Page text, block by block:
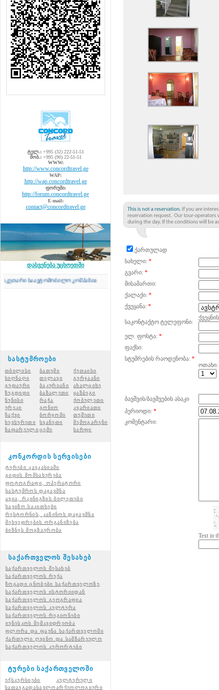
ტელ.:+995 (32) 222-51-51
მობ.:+995 (90) 22-51-51
WWW:
http://www.concordtravel.ge
WAP:
http://wap.concordtravel.ge
ფორუმი:
http://forum.concordtravel.ge
E-mail:
contact@concordtravel.ge
დასვენება უცხოეთში
საავტომობილო კომპანია
სასტუმროები
თბილისი ბათუმი
ქუთაისი
სიღნაღი
თელავი
გურჯაანი
გუდაური
ბაკურიანი ახალციხე
ზუგდიდი
ბაზალეთი
ყაზბეგი
ნუნისი
რაჭა
ქობულეთი
ურეკი
გონიო
კვარიათი
ჩაქვი
ბორჯომი
თუშეთი
ხევსურეთი
სვანეთი
შემოგარენი
ნაფარეული ცემი სარფი
კონკორდის სერვისები
ტურები კავკასიაში
გიდის მომსახურება
ფოტოგრაფი, ოპერატორი
სასტუმროს დაჯავშნა
ავია, რკინიგზის ბილეთები
სავიზო საკითხები
რესტორნის, კაზინოს დაჯავშნა
შეხვედრების ორგანიზება
ბიზნეს მოგზაურობა
საქართველოს შესახებ
საქართველოს შესახებ
საქართველოს რუქა
ზოგადი ცნობები საქართველოზე
საქართველოს ისტორიიდან
საქართველოს გეოგრაფია
საქართველოს კულტურა
საქართველოს რეგიონები
იუნესკოს მემკვიდრეობა
ფლორა და ფაუნა საქართველოში
ქართული ღვინო და სამზარეულო
საქართველოს კურორტები
ტურები საქართველოში
ექსკურსიები
კულტურული
სათავგადასავლოარქეოლოგიური
ქართულად
სახელი: *
გვარი: *
მისამართი:
ქალაქი: *
ქვეყანა: *
საკონტაქტო ტელეფონი:
ელ. ფოსტა: *
ფაქსი:
სტუმრების რაოდენობა: *
ოთახი:
ბავშვის/ბავშვების ასაკი
პერიოდი: *
კომენტარი:
Text in